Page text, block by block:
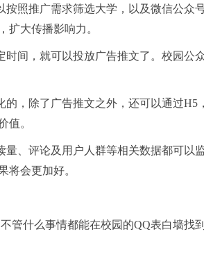
照推广需求筛选大学，以及微信公众
扩大传播影响力。
间，就可以投放广告推文了。校园公
，除了广告推文之外，还可以通过
值。
、评论及用户人群等相关数据都可以
将会更加好。
管什么事情都能在校园的QQ表白墙找